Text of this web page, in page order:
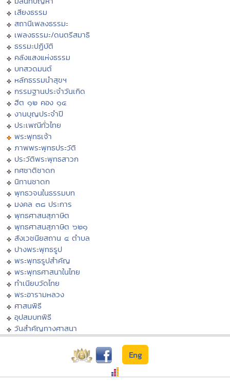
เสียงธรรม
สถานีเพลงธรรมะ
เพลงธรรมะ/ดนตรีสมาธิ
ธรรมะปฏิบัติ
คลังแสงแห่งธรรม
บทสวดมนต์
หลักธรรมนำสุขฯ
กรรมฐานประจำวันเกิด
ฮีต ๑๒ คอง ๑๔
งานบุญประจำปี
ประเพณีทั่วไทย
พระพุทธเจ้า
ภาพพระพุทธประวัติ
ประวัติพระพุทธสาวก
ทศชาติชาดก
นิทานชาดก
พุทธวจนในธรรมบท
มงคล ๓๘ ประการ
พุทธศาสนสุภาษิต
พุทธศาสนสุภาษิต ๖๒๑
สังเวชนียสถาน ๔ ตำบล
ปางพระพุทธรูป
พระพุทธรูปสำคัญ
พระพุทธศาสนาในไทย
ทำเนียบวัดไทย
พระอารามหลวง
ศาสนพิธี
อุปสมบทพิธี
วันสำคัญทางศาสนา
Eng